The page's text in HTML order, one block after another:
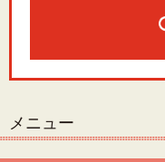
メニュー